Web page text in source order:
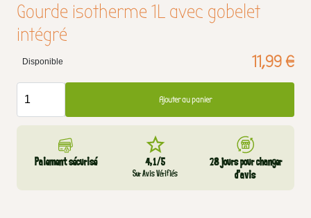
Gourde isotherme 1L avec gobelet
intégré
Disponible 11,99 €
Ajouter au panier
Paiement sécurisé 4,1/5
Sur Avis Vérifiés
28 jours pour changer
d’avis